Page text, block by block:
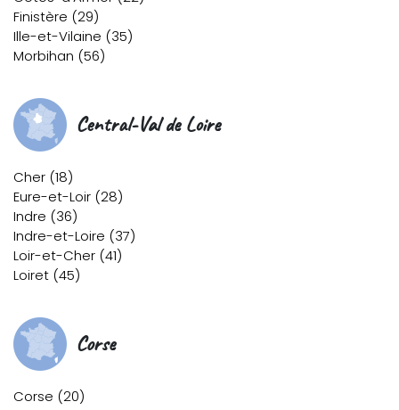
Finistère (29)
Ille-et-Vilaine (35)
Morbihan (56)
Central-Val de Loire
Cher (18)
Eure-et-Loir (28)
Indre (36)
Indre-et-Loire (37)
Loir-et-Cher (41)
Loiret (45)
Corse
Corse (20)